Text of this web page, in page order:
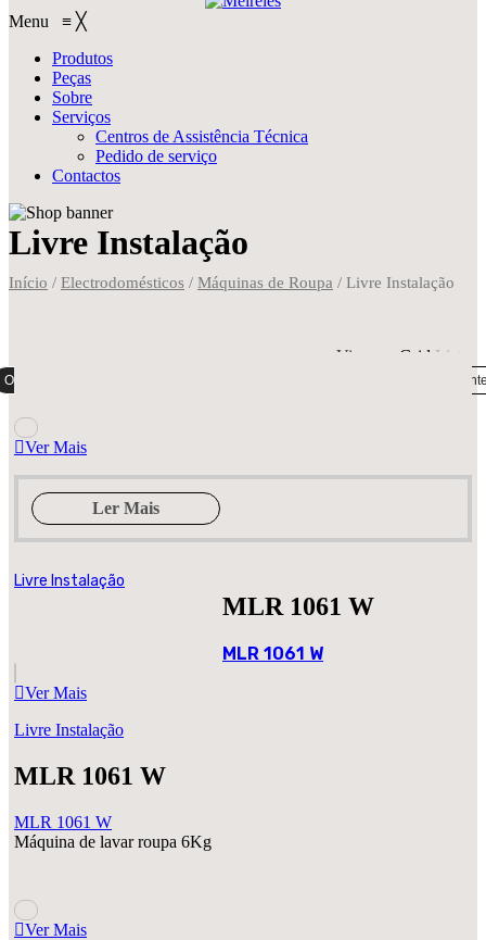
Menu ≡ ╳
Produtos
Peças
Sobre
Serviços
Centros de Assistência Técnica
Pedido de serviço
Contactos
Livre Instalação
Início / Electrodomésticos / Máquinas de Roupa / Livre Instalação
View on Grid List
Ordenação padrão Ordenar por mais
Ver Mais
Ler Mais
Livre Instalação
MLR 1061 W
MLR 1061 W
Ver Mais
Livre Instalação
MLR 1061 W
MLR 1061 W
Máquina de lavar roupa 6Kg
Ver Mais